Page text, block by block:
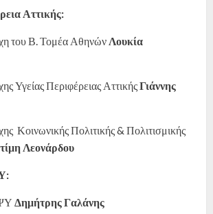
Αττικής:
του Β. Τομέα Αθηνών Λουκία
Υγείας Περιφέρειας ΑττικήςΓιάννης
Κοινωνικής Πολιτικής & Πολιτισμικής
Λεονάρδου
Δημήτρης Γαλάνης